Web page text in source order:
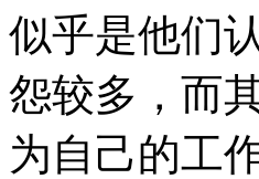
似乎是他们
怨较多，而
为自己的工